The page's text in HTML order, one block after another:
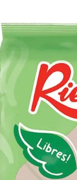
7.
Yerba
8.
Fideos
9
Juguetes
Carne